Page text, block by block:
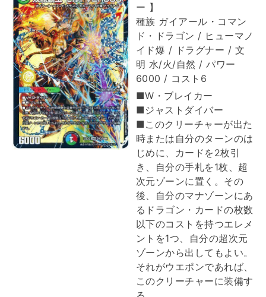
ー 】
種族 ガイアール・コマン
ド・ドラゴン / ヒューマノ
イド爆 / ドラグナー / 文
明 水/火/自然 / パワー
6000 / コスト6
■W・ブレイカー
■ジャストダイバー
■このクリーチャーが出た
時または自分のターンのは
じめに、カードを2枚引
き、自分の手札を1枚、超
次元ゾーンに置く。その
後、自分のマナゾーンにあ
るドラゴン・カードの枚数
以下のコストを持つエレメ
ントを1つ、自分の超次元
ゾーンから出してもよい。
それがウエポンであれば、
このクリーチャーに装備す